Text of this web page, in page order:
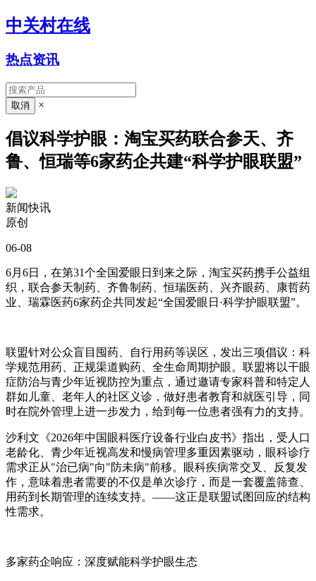
中关村在线
热点资讯
×
倡议科学护眼：淘宝买药联合参天、齐
鲁、恒瑞等6家药企共建“科学护眼联盟”
新闻快讯
原创
06-08
6月6日，在第31个全国爱眼日到来之际，淘宝买药携手公益组
织，联合参天制药、齐鲁制药、恒瑞医药、兴齐眼药、康哲药
业、瑞霖医药6家药企共同发起“全国爱眼日·科学护眼联盟”。
联盟针对公众盲目囤药、自行用药等误区，发出三项倡议：科
学规范用药、正规渠道购药、全生命周期护眼。联盟将以干眼
症防治与青少年近视防控为重点，通过邀请专家科普和特定人
群如儿童、老年人的社区义诊，做好患者教育和就医引导，同
时在院外管理上进一步发力，给到每一位患者强有力的支持。
沙利文《2026年中国眼科医疗设备行业白皮书》指出，受人口
老龄化、青少年近视高发和慢病管理多重因素驱动，眼科诊疗
需求正从"治已病"向"防未病"前移。眼科疾病常交叉、反复发
作，意味着患者需要的不仅是单次诊疗，而是一套覆盖筛查、
用药到长期管理的连续支持。——这正是联盟试图回应的结构
性需求。
多家药企响应：深度赋能科学护眼生态